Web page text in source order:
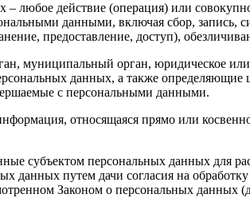
любое действие (операция) или
данными, включая сбор, запись,
предоставление, доступ),
муниципальный орган, юридическое
данных, а также
с персональными данными.
относящаяся прямо или
субъектом персональных данных для
данных путем дачи согласия на
Законом о персональных данных